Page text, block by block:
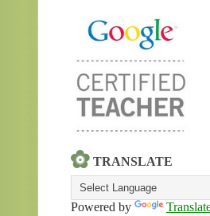
TRANSLATE
Powered by